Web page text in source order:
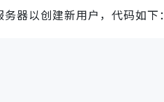
器以创建新用户，代码如下：